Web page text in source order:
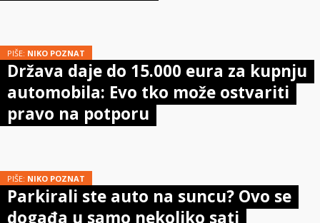
PIŠE: NIKO POZNAT
Država daje do 15.000 eura za kupnju
automobila: Evo tko može ostvariti
pravo na potporu
PIŠE: NIKO POZNAT
Parkirali ste auto na suncu? Ovo se
događa u samo nekoliko sati